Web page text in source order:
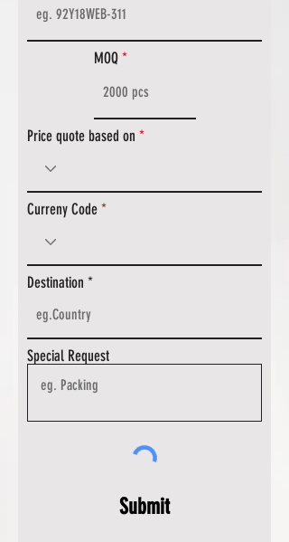
MOQ
Price quote based on
Curreny Code
Destination
Special Request
Submit